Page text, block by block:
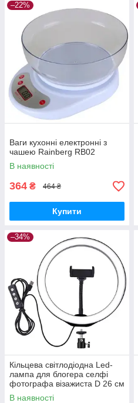
–22%
Ваги кухонні електронні з
чашею Rainberg RB02
В наявності
364 ₴ 464 ₴
Купити
–34%
Кільцева світлодіодна Led-
лампа для блогера селфі
фотографа візажиста D 26 см
Ring
В наявності